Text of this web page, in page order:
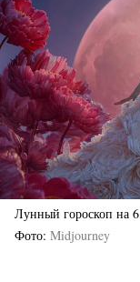
Лунный гороскоп на
Фото Midjourney